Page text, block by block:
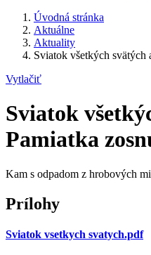
Úvodná stránka
Aktuálne
Aktuality
Sviatok všetkých svätých
Vytlačiť
Sviatok
Pamiatka
Kam s odpadom z hrobových
Prílohy
Sviatok vsetkych svatych.pdf